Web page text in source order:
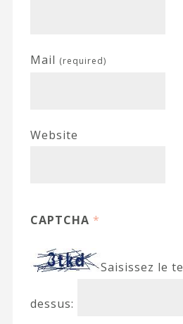
Mail (required)
Website
CAPTCHA *
Saisissez le
dessus: